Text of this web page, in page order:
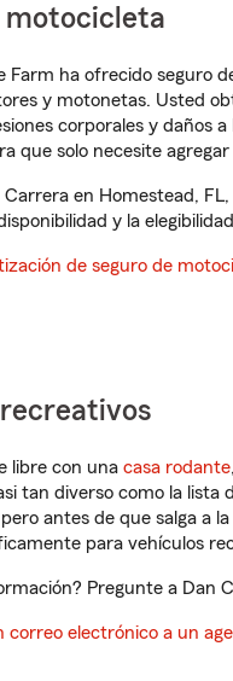
motocicleta
Farm ha ofrecido seguro
y motonetas. Usted
corporales y daños
que solo necesite
Carrera en Homestead,
y la
de seguro de
libre con una casa rodante
tan diverso como la
antes de que salga a
para vehículos
Pregunte a Dan
correo electrónico a un